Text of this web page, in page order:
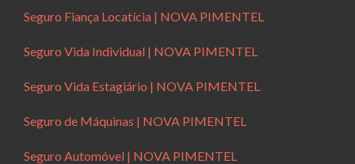
Seguro Fiança Locatícia | NOVA PIMENTEL
Seguro Vida Individual | NOVA PIMENTEL
Seguro Vida Estagiário | NOVA PIMENTEL
Seguro de Máquinas | NOVA PIMENTEL
Seguro Automóvel | NOVA PIMENTEL